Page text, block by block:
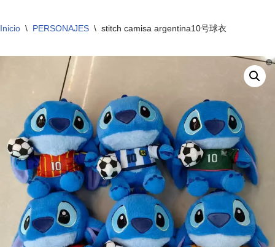
Inicio \ PERSONAJES \ stitch camisa argentina10号球衣